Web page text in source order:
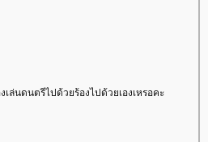
ล่นดนตรีไปด้วยร้องไปด้วยเองเหรอคะ